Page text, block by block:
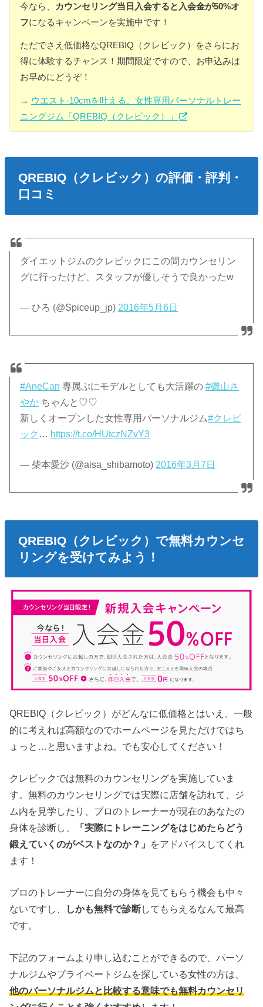
今なら、
カウンセリング当日入会すると入会金が50%オ
フになるキャンペーンを実施中です！
ただでさえ低価格なQREBIQ（クレビック）をさらにお
得に体験するチャンス！期間限定ですので、お申込みは
お早めにどうぞ！
→ ウエスト-10cmを叶える、女性専用パーソナルトレー
ニングジム「QREBIQ（クレビック）」
QREBIQ（クレビック）の評価・評判・
口コミ
ダイエットジムのクレビックにこの間カウンセリン
グに行ったけど、スタッフが優しそうで良かったw
— ひろ (@Spiceup_jp) 2016年5月6日
#AneCan 専属ぷにモデルとしても大活躍の#磯山さ
やか ちゃんと♡♡
新しくオープンした女性専用パーソナルジム#クレビ
ック … https://t.co/HUtczNZvY3
— 柴本愛沙 (@aisa_shibamoto) 2016年3月7日
QREBIQ（クレビック）で無料カウンセ
リングを受けてみよう！
QREBIQ（クレビック）がどんなに低価格とはいえ、一般
的に考えれば高額なのでホームページを見ただけではち
ょっと…と思いますよね。でも安心してください！
クレビックでは無料のカウンセリングを実施していま
す。無料のカウンセリングでは実際に店舗を訪れて、ジ
ム内を見学したり、プロのトレーナーが現在のあなたの
身体を診断し、
「実際にトレーニングをはじめたらどう
鍛えていくのがベストなのか？」 をアドバイスしてくれ
ます！
プロのトレーナーに自分の身体を見てもらう機会も中々
ないですし、
しかも無料で診断してもらえるなんて最高
です。
下記のフォームより申し込むことができるので、パーソ
ナルジムやプライベートジムを探している女性の方は、
他のパーソナルジムと比較する意味でも無料カウンセリ